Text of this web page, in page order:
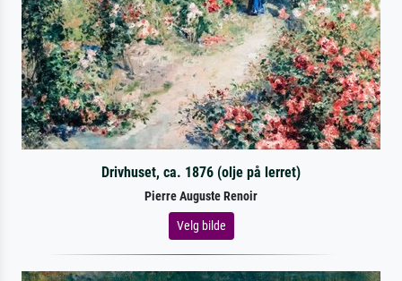
Drivhuset, ca. 1876 (olje på lerret)
Pierre Auguste Renoir
Velg bilde